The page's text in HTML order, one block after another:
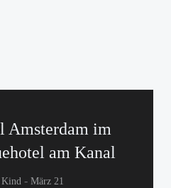
Amsterdam im
am Kanal
- März 21